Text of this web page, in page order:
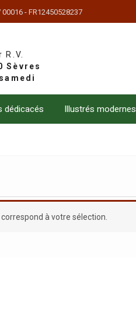
00016 - FR12450528237
dédicacés Illustrés modernes
à votre sélection.